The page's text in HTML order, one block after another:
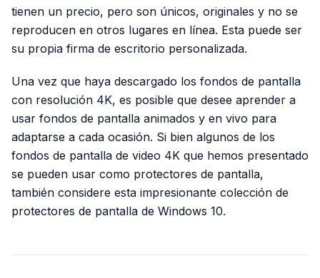
tienen un precio, pero son únicos, originales y no se
reproducen en otros lugares en línea. Esta puede ser
su propia firma de escritorio personalizada.
Una vez que haya descargado los fondos de pantalla
con resolución 4K, es posible que desee aprender a
usar fondos de pantalla animados y en vivo para
adaptarse a cada ocasión. Si bien algunos de los
fondos de pantalla de video 4K que hemos presentado
se pueden usar como protectores de pantalla,
también considere esta impresionante colección de
protectores de pantalla de Windows 10.